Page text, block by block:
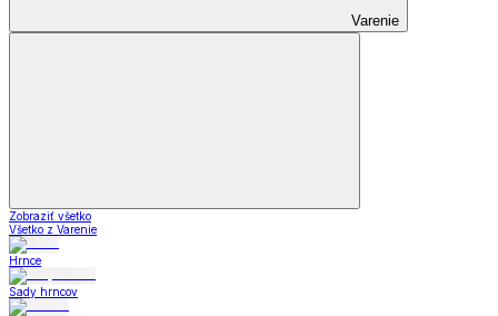
Varenie
Zobraziť všetko
Všetko z Varenie
Hrnce
Sady hrncov